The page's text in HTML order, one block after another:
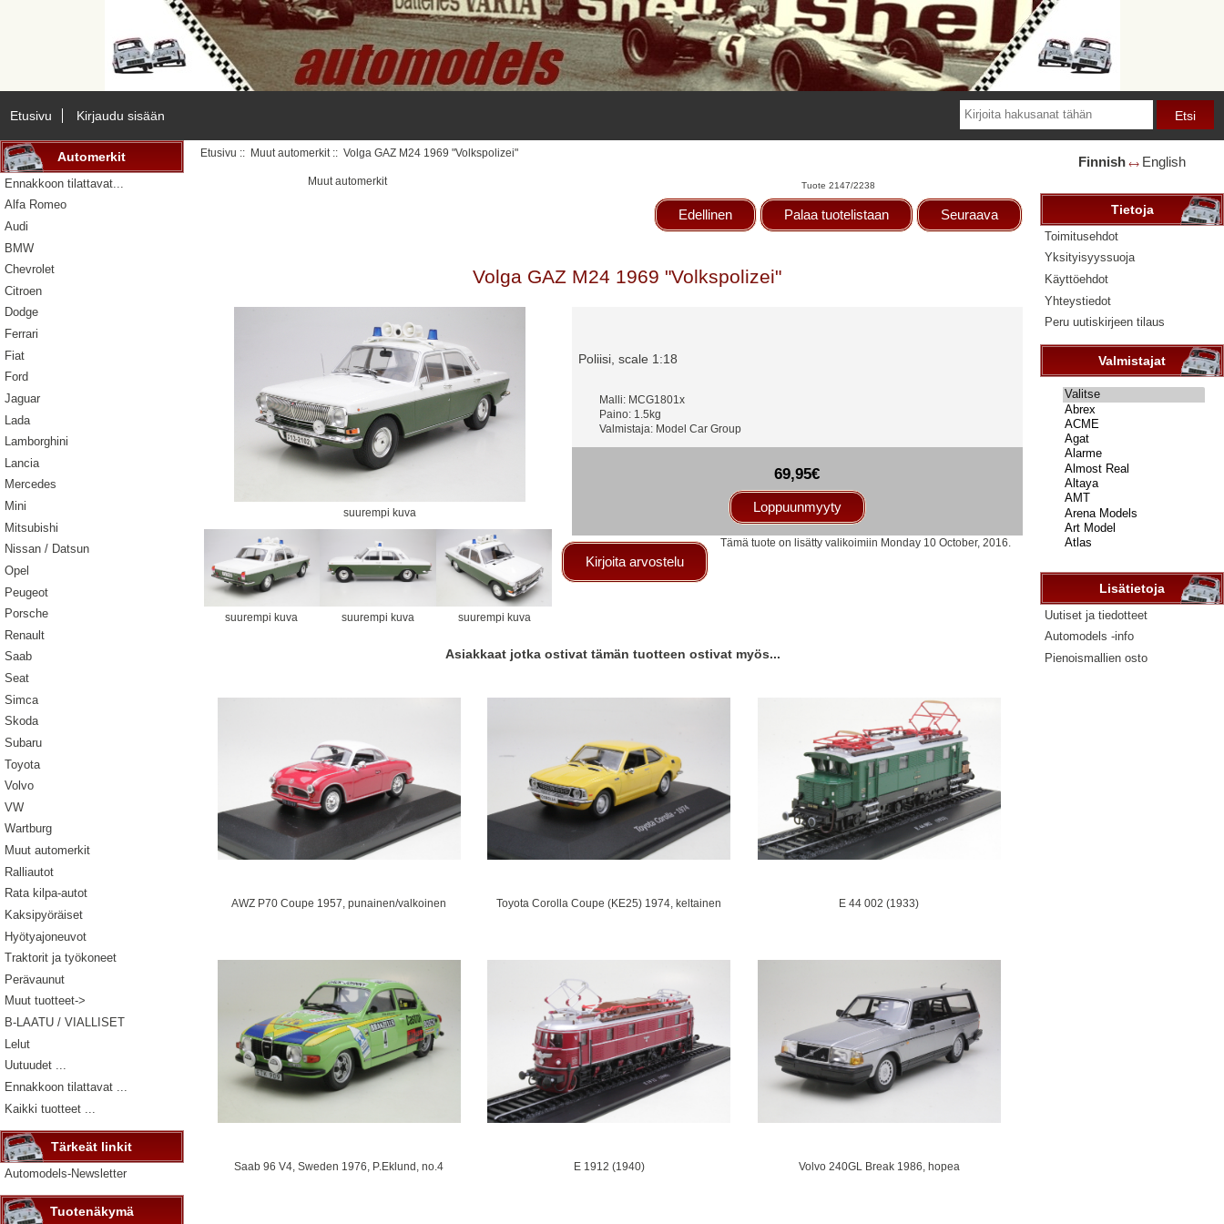
Etusivu Kirjaudu sisään
Automerkit
Ennakkoon tilattavat...
Alfa Romeo
Audi
BMW
Chevrolet
Citroen
Dodge
Ferrari
Fiat
Ford
Jaguar
Lada
Lamborghini
Lancia
Mercedes
Mini
Mitsubishi
Nissan / Datsun
Opel
Peugeot
Porsche
Renault
Saab
Seat
Simca
Skoda
Subaru
Toyota
Volvo
VW
Wartburg
Muut automerkit
Ralliautot
Rata kilpa-autot
Kaksipyöräiset
Hyötyajoneuvot
Traktorit ja työkoneet
Perävaunut
Muut tuotteet->
B-LAATU / VIALLISET
Lelut
Uutuudet ...
Ennakkoon tilattavat ...
Kaikki tuotteet ...
Tärkeät linkit
Automodels-Newsletter
Tuotenäkymä
Etusivu :: Muut automerkit :: Volga GAZ M24 1969 "Volkspolizei"
Muut automerkit Tuote 2147/2238
Edellinen Palaa tuotelistaan Seuraava
Volga GAZ M24 1969 "Volkspolizei"
suurempi kuva
suurempi kuva suurempi kuva suurempi kuva
Poliisi, scale 1:18
Malli: MCG1801x
Paino: 1.5kg
Valmistaja: Model Car Group
69,95€
Loppuunmyyty
Kirjoita arvostelu
Tämä tuote on lisätty valikoimiin Monday 10 October, 2016.
Asiakkaat jotka ostivat tämän tuotteen ostivat myös...
AWZ P70 Coupe 1957, punainen/valkoinen Toyota Corolla Coupe (KE25) 1974, keltainen E 44 002 (1933)
Saab 96 V4, Sweden 1976, P.Eklund, no.4 E 1912 (1940) Volvo 240GL Break 1986, hopea
Finnish 🡘 English
Tietoja
Toimitusehdot
Yksityisyyssuoja
Käyttöehdot
Yhteystiedot
Peru uutiskirjeen tilaus
Valmistajat
Valitse
...
Lisätietoja
Uutiset ja tiedotteet
Automodels -info
Pienoismallien osto